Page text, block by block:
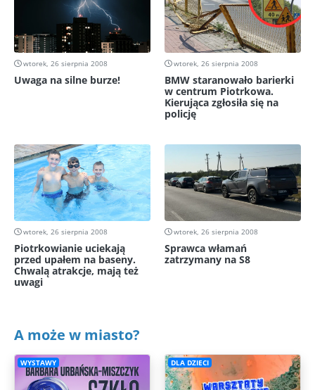
wtorek, 26 sierpnia 2008
Uwaga na silne burze!
wtorek, 26 sierpnia 2008
BMW staranowało barierki
w centrum Piotrkowa.
Kierująca zgłosiła się na
policję
wtorek, 26 sierpnia 2008
Piotrkowianie uciekają
przed upałem na baseny.
Chwalą atrakcje, mają też
uwagi
wtorek, 26 sierpnia 2008
Sprawca włamań
zatrzymany na S8
A może w miasto?
WYSTAWY DLA DZIECI